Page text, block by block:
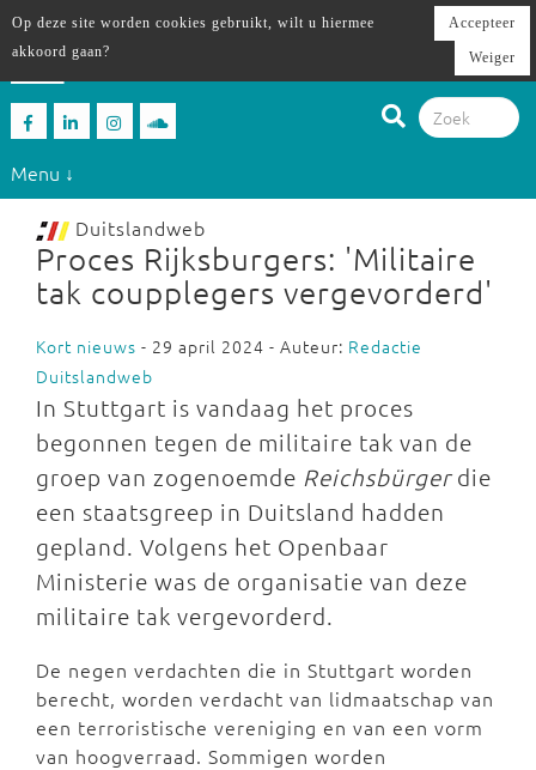
Menu ↓
Duitslandweb
Proces Rijksburgers: 'Militaire
tak coupplegers vergevorderd'
Kort nieuws - 29 april 2024 - Auteur: Redactie
Duitslandweb
In Stuttgart is vandaag het proces
begonnen tegen de militaire tak van de
groep van zogenoemde Reichsbürgerdie
een staatsgreep in Duitsland hadden
gepland. Volgens het Openbaar
Ministerie was de organisatie van deze
militaire tak vergevorderd.
De negen verdachten die in Stuttgart worden
berecht, worden verdacht van lidmaatschap van
een terroristische vereniging en van een vorm
van hoogverraad. Sommigen worden
Op deze site worden cookies gebruikt, wilt u hiermee
akkoord gaan?
Accepteer
Weiger